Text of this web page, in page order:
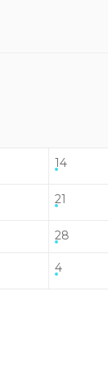
14
21
28
4